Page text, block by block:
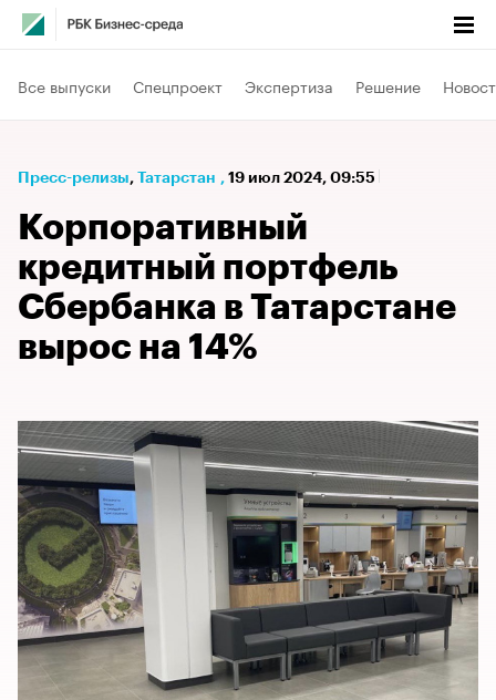
Все выпуски Спецпроект Экспертиза Решение
Пресс-релизы⁠, Татарстан , 19 июл 2024, 09:55
Корпоративный
кредитный портфель
Сбербанка в Татарстане
вырос на 14%